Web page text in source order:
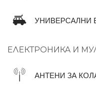
УНИВЕРСАЛНИ
ЕЛЕКТРОНИКА И
АНТЕНИ ЗА